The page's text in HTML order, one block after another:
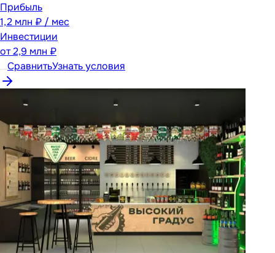
Прибыль
1,2 млн ₽ / мес
Инвестиции
от2,9 млн ₽
СравнитьУзнать условия